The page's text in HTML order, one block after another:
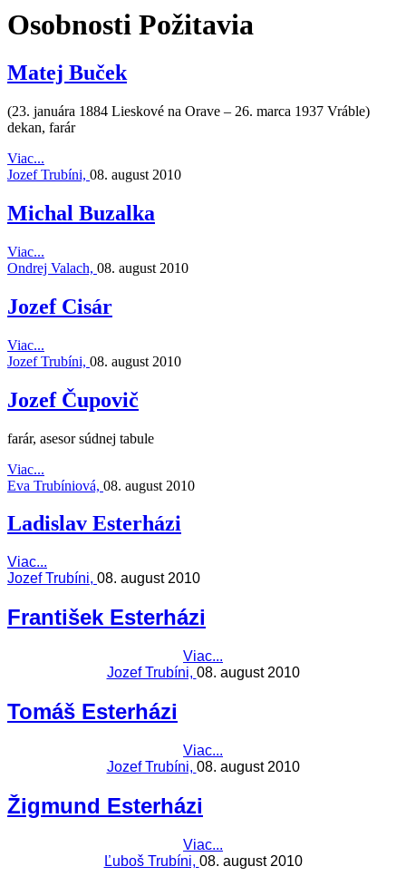
Osobnosti Požitavia
Matej Buček
(23. januára 1884 Lieskové na Orave – 26. marca 1937 Vráble)
dekan, farár
Viac...
Jozef Trubíni, 08. august 2010
Michal Buzalka
Viac...
Ondrej Valach, 08. august 2010
Jozef Cisár
Viac...
Jozef Trubíni, 08. august 2010
Jozef Čupovič
farár, asesor súdnej tabule
Viac...
Eva Trubíniová, 08. august 2010
Ladislav Esterházi
Viac...
Jozef Trubíni, 08. august 2010
František Esterházi
Viac...
Jozef Trubíni, 08. august 2010
Tomáš Esterházi
Viac...
Jozef Trubíni, 08. august 2010
Žigmund Esterházi
Viac...
Ľuboš Trubíni, 08. august 2010